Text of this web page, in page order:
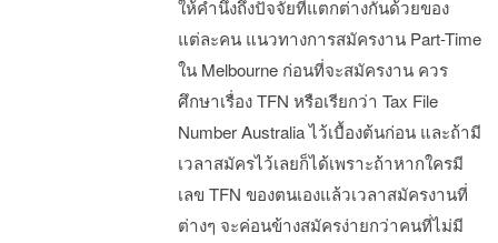
ให้คำนึงถึงปัจจัยที่แตกต่างกันด้วยของ
แต่ละคน แนวทางการสมัครงาน Part-Time
ใน Melbourne ก่อนที่จะสมัครงาน ควร
ศึกษาเรื่อง TFN หรือเรียกว่า Tax File
Number Australia ไว้เบื้องต้นก่อน และถ้ามี
เวลาสมัครไว้เลยก็ได้เพราะถ้าหากใครมี
เลข TFN ของตนเองแล้วเวลาสมัครงานที่
ต่างๆ จะค่อนข้างสมัครง่ายกว่าคนที่ไม่มี